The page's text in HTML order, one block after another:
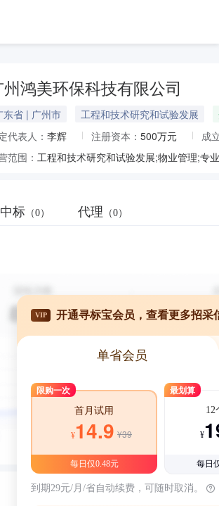
州鸿美环保科技有限公司
东省 | 广州市 工程和技术研究和试验发展
代表人： 李辉 注册资本： 500万元
成
范围：
中标 （0） 代理 （0）
VIP 开通寻标宝会员，查看更多招采
单省会员
限购一次
首月试用
¥14.9 ¥39
每日仅0.48元
最划算
12
¥
每日
到期29元/月/省自动续费，可随时取消。